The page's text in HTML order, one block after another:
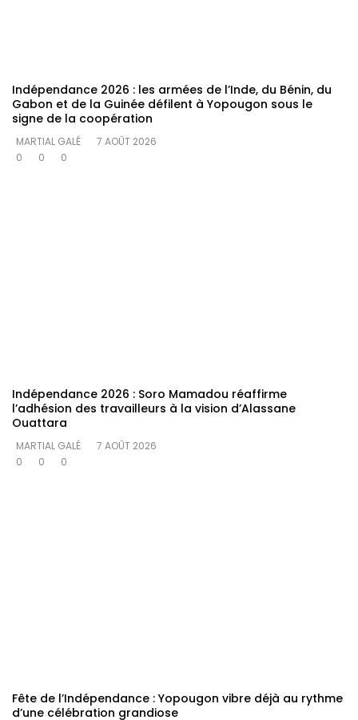
Indépendance 2026 : les armées de l’Inde, du Bénin, du
Gabon et de la Guinée défilent à Yopougon sous le
signe de la coopération
MARTIAL GALÉ
7 AOÛT 2026
0
0 0
Indépendance 2026 : Soro Mamadou réaffirme
l’adhésion des travailleurs à la vision d’Alassane
Ouattara
MARTIAL GALÉ
7 AOÛT 2026
0
0 0
Fête de l’Indépendance : Yopougon vibre déjà au rythme
d’une célébration grandiose